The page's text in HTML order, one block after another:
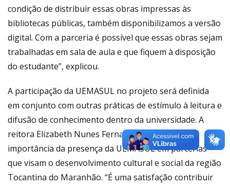
condição de distribuir essas obras impressas às
bibliotecas públicas, também disponibilizamos a versão
digital. Com a parceria é possível que essas obras sejam
trabalhadas em sala de aula e que fiquem à disposição
do estudante”, explicou.
A participação da UEMASUL no projeto será definida
em conjunto com outras práticas de estímulo à leitura e
difusão de conhecimento dentro da universidade. A
reitora Elizabeth Nunes Fernandes destacou a
importância da presença da UEMASUL em parcerias
que visam o desenvolvimento cultural e social da região
Tocantina do Maranhão. “É uma satisfação contribuir